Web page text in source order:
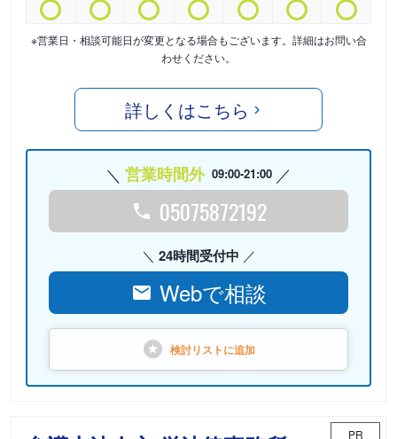
※営業日・相談可能日が変更となる場合もございます。詳細はお問い合
わせください。
詳しくはこちら
営業時間外 09:00-21:00
05075872192
24時間受付中
Webで相談
検討リストに追加
PR